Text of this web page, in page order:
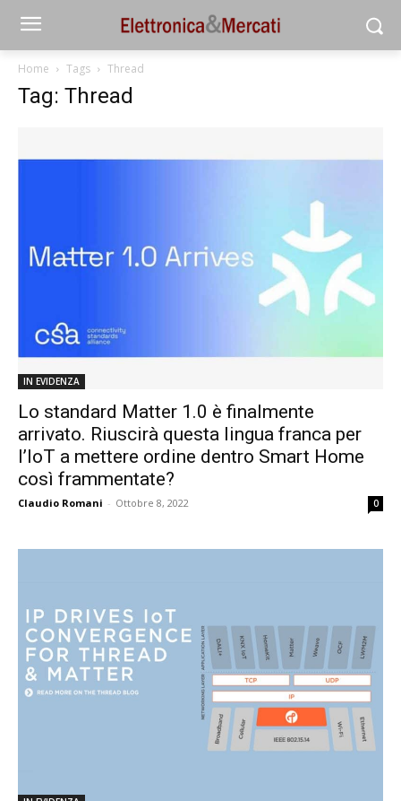
Home Tags Thread
Tag: Thread
IN EVIDENZA
Lo standard Matter 1.0 è finalmente
arrivato. Riuscirà questa lingua franca per
l’IoT a mettere ordine dentro Smart Home
così frammentate?
Claudio Romani - Ottobre 8, 2022 0